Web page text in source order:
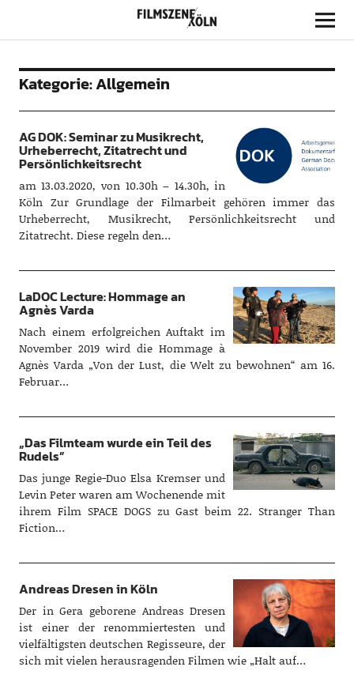
Filmszene Köln
Kategorie:Allgemein
AG DOK: Seminar zu Musikrecht,
Urheberrecht, Zitatrecht und
Persönlichkeitsrecht
am 13.03.2020, von 10.30h – 14.30h, in
Köln Zur Grundlage der Filmarbeit gehören immer das
Urheberrecht, Musikrecht, Persönlichkeitsrecht und
Zitatrecht. Diese regeln den…
LaDOC Lecture: Hommage an
Agnès Varda
Nach einem erfolgreichen Auftakt im
November 2019 wird die Hommage à
Agnès Varda „Von der Lust, die Welt zu bewohnen“ am 16.
Februar…
„Das Filmteam wurde ein Teil des
Rudels”
Das junge Regie-Duo Elsa Kremser und
Levin Peter waren am Wochenende mit
ihrem Film SPACE DOGS zu Gast beim 22. Stranger Than
Fiction…
Andreas Dresen in Köln
Der in Gera geborene Andreas Dresen
ist einer der renommiertesten und
vielfältigsten deutschen Regisseure, der
sich mit vielen herausragenden Filmen wie „Halt auf…